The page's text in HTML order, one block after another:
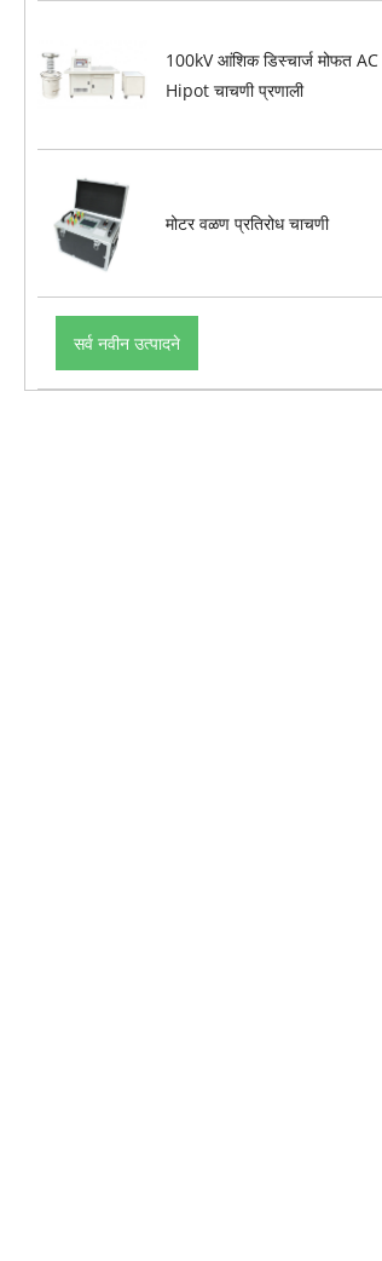
100kV आंशिक डिस्चार्ज मोफत AC
Hipot चाचणी प्रणाली
मोटर वळण प्रतिरोध चाचणी
सर्व नवीन उत्पादने